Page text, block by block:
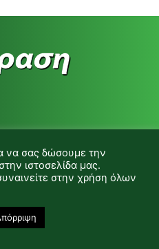
να σας δώσουμε την
ιστοσελίδα μας.
στην χρήση όλων